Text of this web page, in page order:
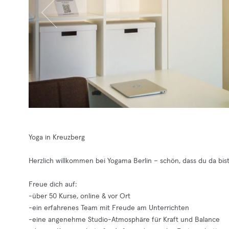
Yoga in Kreuzberg
Herzlich willkommen bei Yogama Berlin – schön, dass du da
Freue dich auf:
-über 50 Kurse, online & vor Ort
-ein erfahrenes Team mit Freude am Unterrichten
-eine angenehme Studio-Atmosphäre für Kraft und Balance